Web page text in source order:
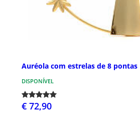
Auréola com estrelas de 8 pontas
DISPONÍVEL
€ 72,90